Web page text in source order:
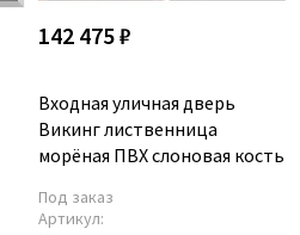
142 475 ₽
Входная уличная дверь
Викинг лиственница
морёная ПВХ слоновая кость
Под заказ
Артикул: